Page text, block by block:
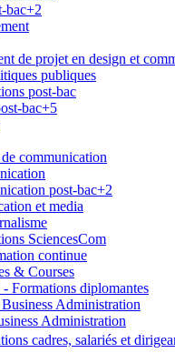
bac+2
de projet en design et
publiques
post-bac
bac+5
communication
post-bac+2
et media
SciencesCom
continue
& Courses
Formations diplomantes
Administration
Administration
cadres, salariés et